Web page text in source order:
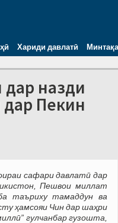
Хариди давлатӣ
дар назди
Пекин
сафари давлатӣ дар
Пешвои миллат
таъриху тамаддун ва
ҳамсояи Чин дар шаҳри
гулчанбар гузошта,